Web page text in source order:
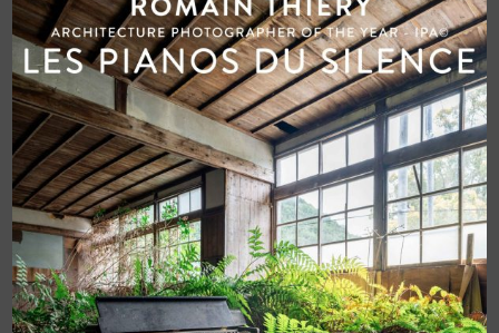
Heure :
19:00 à 22:00
Catégories d’évènement:
Concerts et Nocturnes,Restaurant,Restaurant Ouverture
Soir
ORGANISATEUR
Abbaye de Valmagne
Téléphone :
04 67 78 47 32
E-mail :
info@valmagne.com